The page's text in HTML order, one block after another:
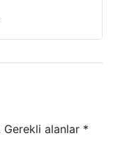
Gerekli alanlar *